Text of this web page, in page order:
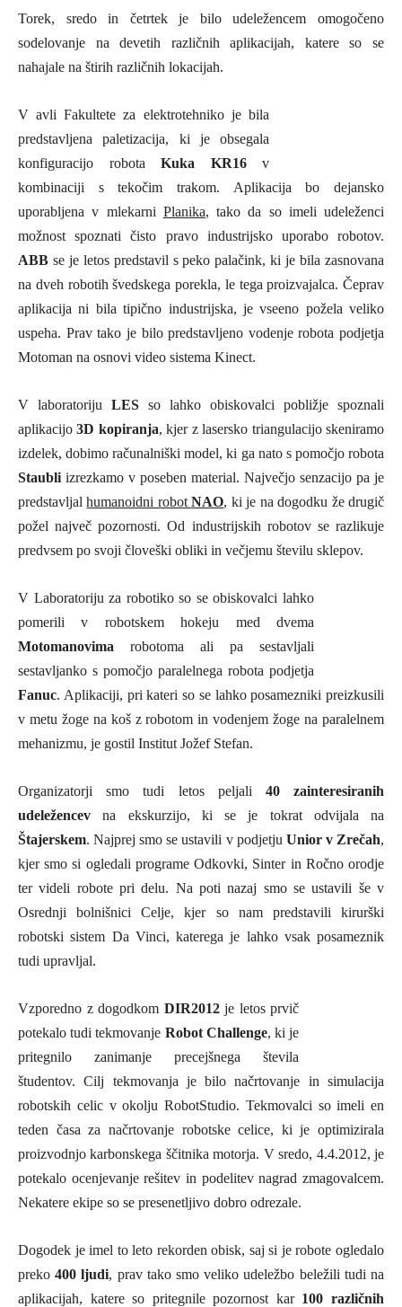
Torek, sredo in četrtek je bilo udeležencem omogočeno
sodelovanje na devetih različnih aplikacijah, katere so se
nahajale na štirih različnih lokacijah.
V avli Fakultete za elektrotehniko je bila
predstavljena paletizacija, ki je obsegala
konfiguracijo robota Kuka KR16v
kombinaciji s tekočim trakom. Aplikacija bo dejansko
uporabljena v mlekarni Planika, tako da so imeli udeleženci
možnost spoznati čisto pravo industrijsko uporabo robotov.
ABB se je letos predstavil s peko palačink, ki je bila zasnovana
na dveh robotih švedskega porekla, le tega proizvajalca. Čeprav
aplikacija ni bila tipično industrijska, je vseeno požela veliko
uspeha. Prav tako je bilo predstavljeno vodenje robota podjetja
Motoman na osnovi video sistema Kinect.
V laboratoriju LES so lahko obiskovalci pobližje spoznali
aplikacijo3D kopiranja, kjer z lasersko triangulacijo skeniramo
izdelek, dobimo računalniški model, ki ga nato s pomočjo robota
Staubli izrezkamo v poseben material. Največjo senzacijo pa je
predstavljalhumanoidni robotNAO, ki je na dogodku že drugič
požel največ pozornosti. Od industrijskih robotov se razlikuje
predvsem po svoji človeški obliki in večjemu številu sklepov.
V Laboratoriju za robotiko so se obiskovalci lahko
pomerili v robotskem hokeju med dvema
Motomanovima robotoma ali pa sestavljali
sestavljanko s pomočjo paralelnega robota podjetja
Fanuc. Aplikaciji, pri kateri so se lahko posamezniki preizkusili
v metu žoge na koš z robotom in vodenjem žoge na paralelnem
mehanizmu, je gostil Institut Jožef Stefan.
Organizatorji smo tudi letos peljali 40 zainteresiranih
udeležencev na ekskurzijo, ki se je tokrat odvijala na
Štajerskem. Najprej smo se ustavili v podjetju Unior v Zrečah,
kjer smo si ogledali programe Odkovki, Sinter in Ročno orodje
ter videli robote pri delu. Na poti nazaj smo se ustavili še v
Osrednji bolnišnici Celje, kjer so nam predstavili kirurški
robotski sistem Da Vinci, katerega je lahko vsak posameznik
tudi upravljal.
Vzporedno z dogodkom DIR2012je letos prvič
potekalo tudi tekmovanje Robot Challenge, ki je
pritegnilo zanimanje precejšnega števila
študentov. Cilj tekmovanja je bilo načrtovanje in simulacija
robotskih celic v okolju RobotStudio. Tekmovalci so imeli en
teden časa za načrtovanje robotske celice, ki je optimizirala
proizvodnjo karbonskega ščitnika motorja. V sredo, 4.4.2012, je
potekalo ocenjevanje rešitev in podelitev nagrad zmagovalcem.
Nekatere ekipe so se presenetljivo dobro odrezale.
Dogodek je imel to leto rekorden obisk, saj si je robote ogledalo
preko400 ljudi, prav tako smo veliko udeležbo beležili tudi na
aplikacijah, katere so pritegnile pozornost kar 100 različnih